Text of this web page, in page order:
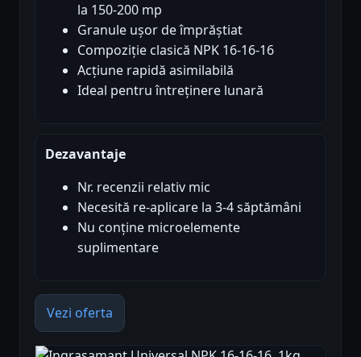
la 150-200 mp
Granule ușor de împrăștiat
Compoziție clasică NPK 16-16-16
Acțiune rapidă asimilabilă
Ideal pentru întreținere lunară
Dezavantaje
Nr. recenzii relativ mic
Necesită re-aplicare la 3-4 săptămâni
Nu conține microelemente
suplimentare
Vezi oferta